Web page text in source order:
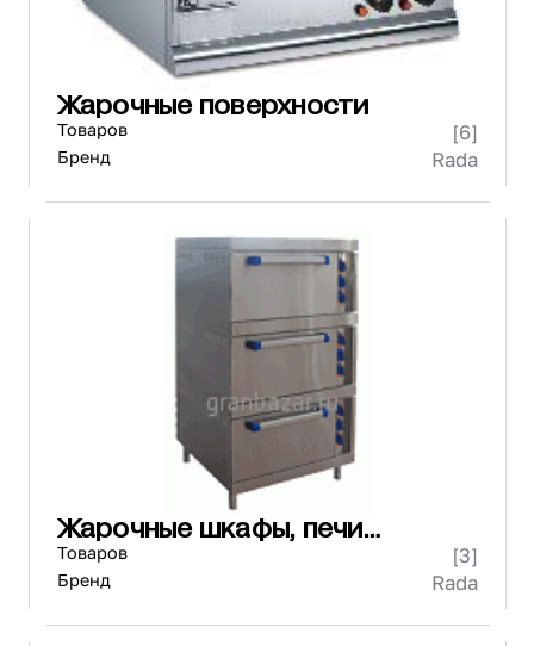
Жарочные поверхности
Товаров [6]
Бренд Rada
Жарочные шкафы, печи
хлебопекарные
Товаров [3]
Бренд Rada